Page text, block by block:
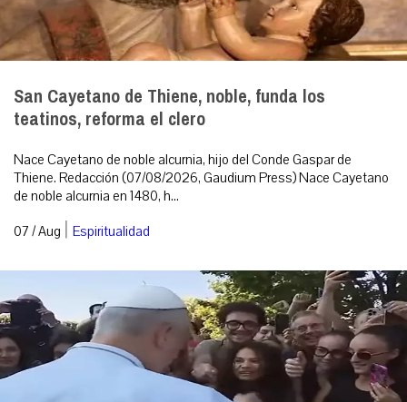
San Cayetano de Thiene, noble, funda los
teatinos, reforma el clero
Nace Cayetano de noble alcurnia, hijo del Conde Gaspar de
Thiene. Redacción (07/08/2026, Gaudium Press) Nace Cayetano
de noble alcurnia en 1480, h...
07 / Aug | Espiritualidad